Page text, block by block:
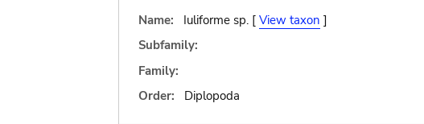
Name:
Iuliforme sp. [ View taxon ]
Subfamily:
Family:
Order:
Diplopoda